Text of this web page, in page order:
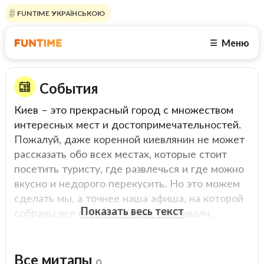
FUNTIME УКРАЇНСЬКОЮ
☰ Меню
События
Киев – это прекрасный город с множеством
интересных мест и достопримечательностей.
Пожалуй, даже коренной киевлянин не может
рассказать обо всех местах, которые стоит
посетить туристу, где развлечься и где можно
вкусно и недорого перекусить. Но это можем
сделать мы, а точнее наша афиша, на которой
собраны все события Киева, фестивали,
подскажем Вам, чем заняться на выходных и в
Показать весь текст
Все митапы